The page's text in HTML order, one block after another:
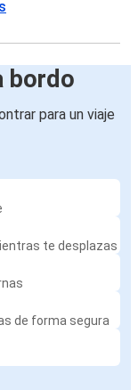
bordo
para un viaje
te desplazas
de forma segura